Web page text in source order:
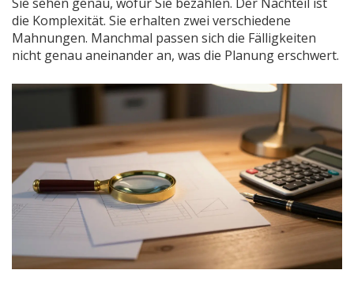
die Komplexität. Sie erhalten zwei verschiedene
Mahnungen. Manchmal passen sich die Fälligkeiten
nicht genau aneinander an, was die Planung erschwert.